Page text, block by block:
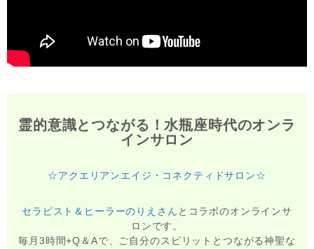
霊的意識とつながる！水瓶座時代のオンラ
インサロン
☆アクエリアンエイジ・コネクティドサロン☆
セラピスト＆ヒーラーのりえさん とコラボのオンラインサ
ロンです。
毎月3時間+Q＆Aで、ご自分のスピリットとつながる神聖な